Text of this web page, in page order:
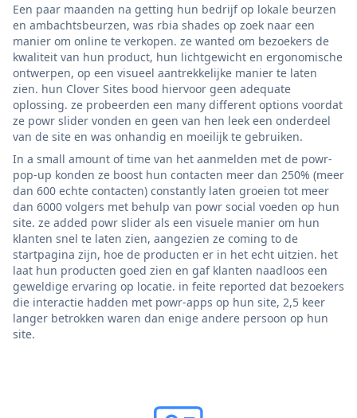
Een paar maanden na getting hun bedrijf op lokale beurzen
en ambachtsbeurzen, was rbia shades op zoek naar een
manier om online te verkopen. ze wanted om bezoekers de
kwaliteit van hun product, hun lichtgewicht en ergonomische
ontwerpen, op een visueel aantrekkelijke manier te laten
zien. hun Clover Sites bood hiervoor geen adequate
oplossing. ze probeerden een many different options voordat
ze powr slider vonden en geen van hen leek een onderdeel
van de site en was onhandig en moeilijk te gebruiken.
In a small amount of time van het aanmelden met de powr-
pop-up konden ze boost hun contacten meer dan 250% (meer
dan 600 echte contacten) constantly laten groeien tot meer
dan 6000 volgers met behulp van powr social voeden op hun
site. ze added powr slider als een visuele manier om hun
klanten snel te laten zien, aangezien ze coming to de
startpagina zijn, hoe de producten er in het echt uitzien. het
laat hun producten goed zien en gaf klanten naadloos een
geweldige ervaring op locatie. in feite reported dat bezoekers
die interactie hadden met powr-apps op hun site, 2,5 keer
langer betrokken waren dan enige andere persoon op hun
site.